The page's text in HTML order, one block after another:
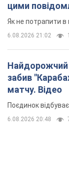
цими
Як не потрапити в
6.08.2026 21:02
Найдорожчий
забив
матчу. Відео
Поєдинок
6.08.2026 20:48